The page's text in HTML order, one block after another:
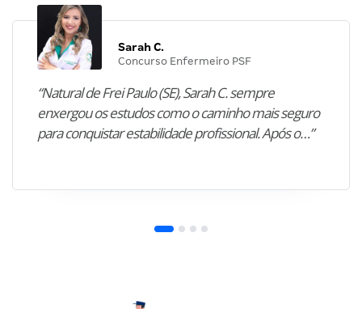
Sarah C.
Concurso Enfermeiro PSF
“Natural de Frei Paulo (SE), Sarah C. sempre
enxergou os estudos como o caminho mais seguro
para conquistar estabilidade profissional. Após o…”